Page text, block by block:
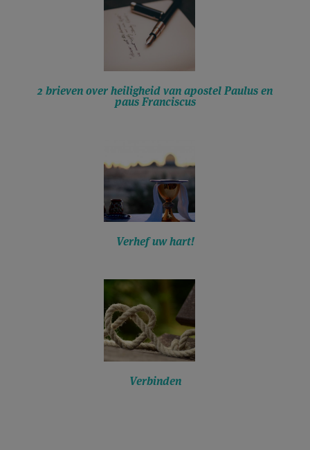
2 brieven over heiligheid van apostel Paulus en
paus Franciscus
Verhef uw hart!
Verbinden